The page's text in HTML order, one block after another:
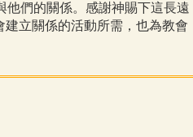
他們的關係。感謝神賜下這長遠
立關係的活動所需，也為教會